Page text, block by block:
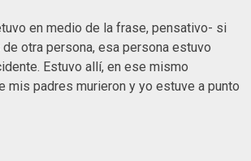
en medio de la frase, pensativo- si
otra persona, esa persona estuvo
Estuvo allí, en ese mismo
mis padres murieron y yo estuve a punto